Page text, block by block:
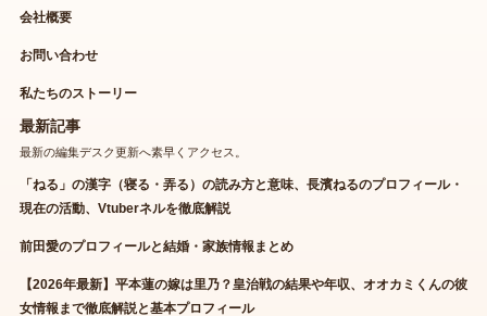
会社概要
お問い合わせ
私たちのストーリー
最新記事
最新の編集デスク更新へ素早くアクセス。
「ねる」の漢字（寝る・弄る）の読み方と意味、長濱ねるのプロフィール・
現在の活動、Vtuberネルを徹底解説
前田愛のプロフィールと結婚・家族情報まとめ
【2026年最新】平本蓮の嫁は里乃？皇治戦の結果や年収、オオカミくんの彼
女情報まで徹底解説と基本プロフィール